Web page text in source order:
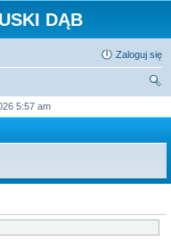
DĄB
Zaloguj się
5:57 am